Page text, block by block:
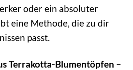
oder ein absoluter
eine Methode, die zu dir
passt.
Terrakotta-Blumentöpfen –